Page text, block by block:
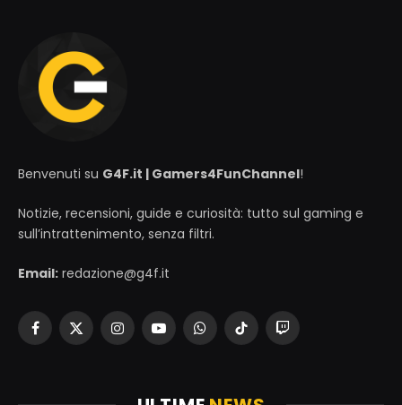
Benvenuti su G4F.it | Gamers4FunChannel!
Notizie, recensioni, guide e curiosità: tutto sul gaming e
sull’intrattenimento, senza filtri.
Email: redazione@g4f.it
Facebook
X
InstagramYouTubeWhatsAppTikTokTwitch